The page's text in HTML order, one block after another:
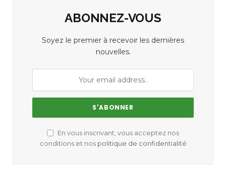
ABONNEZ-VOUS
Soyez le premier à recevoir les dernières
nouvelles.
En vous inscrivant, vous acceptez nos
conditions et nos politique de confidentialité